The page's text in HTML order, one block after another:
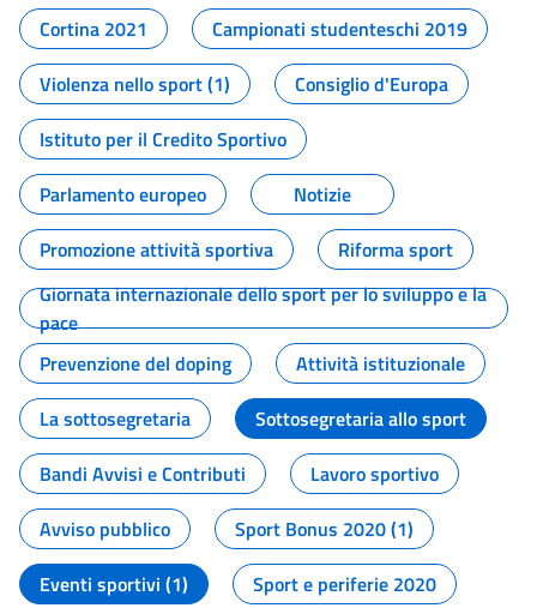
Cortina 2021
Campionati studenteschi 2019
Violenza nello sport (1)
Consiglio d'Europa
Istituto per il Credito Sportivo
Parlamento europeo
Notizie
Promozione attività sportiva
Riforma sport
Giornata internazionale dello sport per lo sviluppo e la
pace
Prevenzione del doping
Attività istituzionale
La sottosegretaria
Sottosegretaria allo sport
Bandi Avvisi e Contributi
Lavoro sportivo
Avviso pubblico
Sport Bonus 2020 (1)
Eventi sportivi (1)
Sport e periferie 2020